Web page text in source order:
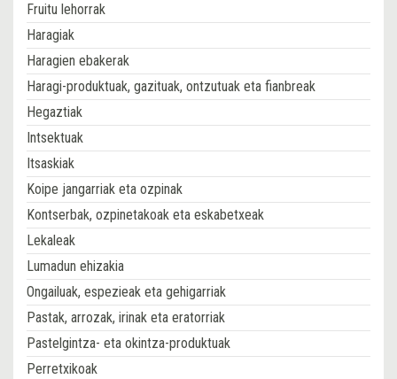
Fruitu lehorrak
Haragiak
Haragien ebakerak
Haragi-produktuak, gazituak, ontzutuak eta fianbreak
Hegaztiak
Intsektuak
Itsaskiak
Koipe jangarriak eta ozpinak
Kontserbak, ozpinetakoak eta eskabetxeak
Lekaleak
Lumadun ehizakia
Ongailuak, espezieak eta gehigarriak
Pastak, arrozak, irinak eta eratorriak
Pastelgintza- eta okintza-produktuak
Perretxikoak